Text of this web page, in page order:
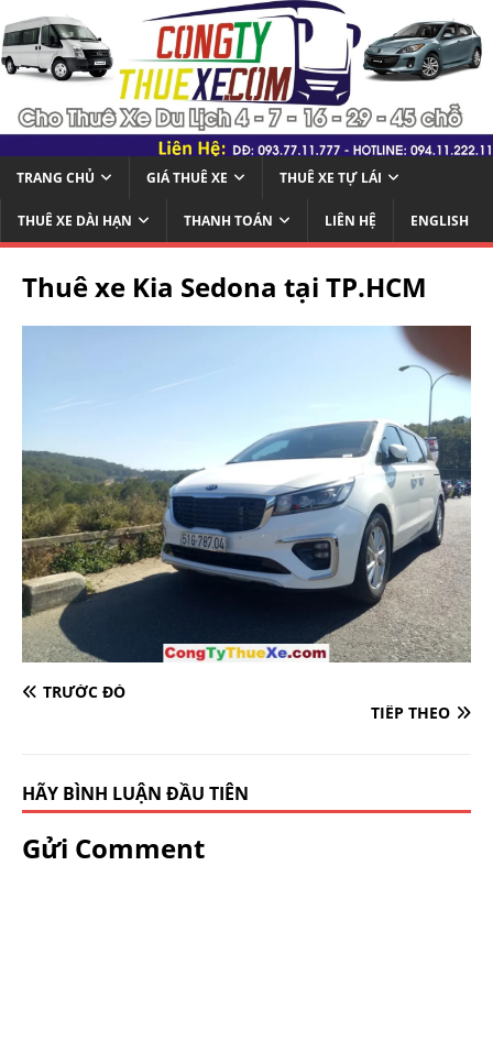
TRANG CHỦ GIÁ THUÊ XE THUÊ XE TỰ LÁI
THUÊ XE DÀI HẠN THANH TOÁN LIÊN HỆ ENGLISH
Thuê xe Kia Sedona tại TP.HCM
TRƯỚC ĐÓ
TIẾP THEO
HÃY BÌNH LUẬN ĐẦU TIÊN
Gửi Comment